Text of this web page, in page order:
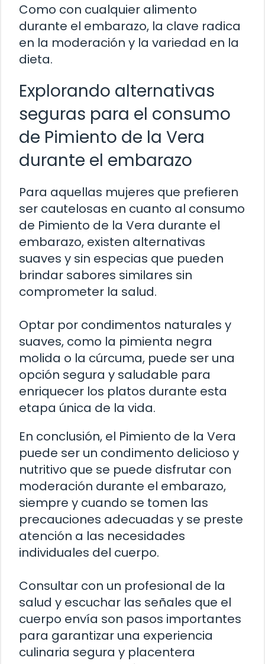
Como con cualquier alimento
durante el embarazo, la clave radica
en la moderación y la variedad en la
dieta.
Explorando alternativas
seguras para el consumo
de Pimiento de la Vera
durante el embarazo
Para aquellas mujeres que prefieren
ser cautelosas en cuanto al consumo
de Pimiento de la Vera durante el
embarazo, existen alternativas
suaves y sin especias que pueden
brindar sabores similares sin
comprometer la salud.
Optar por condimentos naturales y
suaves, como la pimienta negra
molida o la cúrcuma, puede ser una
opción segura y saludable para
enriquecer los platos durante esta
etapa única de la vida.
En conclusión, el Pimiento de la Vera
puede ser un condimento delicioso y
nutritivo que se puede disfrutar con
moderación durante el embarazo,
siempre y cuando se tomen las
precauciones adecuadas y se preste
atención a las necesidades
individuales del cuerpo.
Consultar con un profesional de la
salud y escuchar las señales que el
cuerpo envía son pasos importantes
para garantizar una experiencia
culinaria segura y placentera